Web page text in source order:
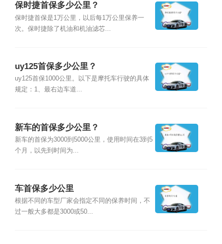
保时捷首保多少公里？
保时捷首保是1万公里，以后每1万公里保养一
次。保时捷除了机油和机油滤芯...
uy125首保多少公里？
uy125首保1000公里。以下是摩托车行驶的具体
规定：1、最右边车道...
新车的首保多少公里？
新车的首保为3000到5000公里，使用时间在3到5
个月，以先到时间为...
车首保多少公里
根据不同的车型厂家会指定不同的保养时间，不
过一般大多都是3000或50...